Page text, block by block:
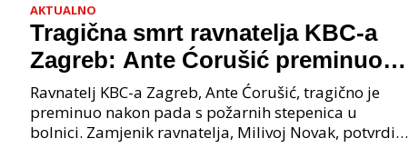
AKTUALNO
Tragična smrt ravnatelja KBC-a
Zagreb: Ante Ćorušić preminuo
nakon pada u bolnici, policija na
mjestu događaja
Ravnatelj KBC-a Zagreb, Ante Ćorušić, tragično je
preminuo nakon pada s požarnih stepenica u
bolnici. Zamjenik ravnatelja, Milivoj Novak, potvrdio